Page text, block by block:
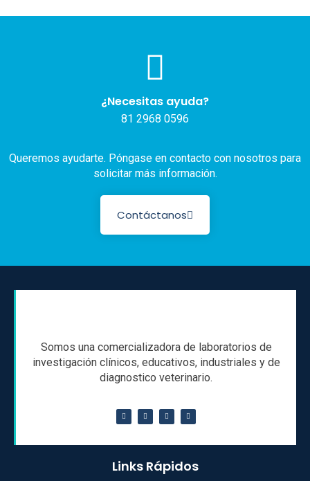
¿Necesitas ayuda?
81 2968 0596
Queremos ayudarte. Póngase en contacto con nosotros para
solicitar más información.
Contáctanos
Somos una comercializadora de laboratorios de
investigación clínicos, educativos, industriales y de
diagnostico veterinario.
Links Rápidos